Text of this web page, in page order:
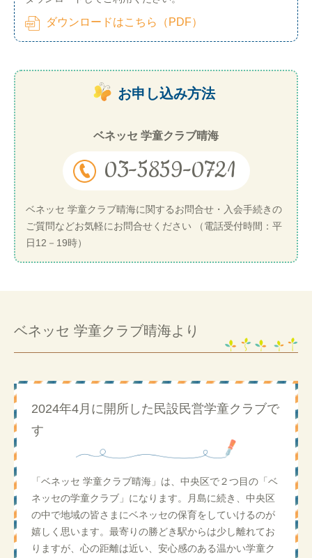
ダウンロードはこちら（PDF）
お申し込み方法
ベネッセ 学童クラブ晴海
03-5859-0721
ベネッセ 学童クラブ晴海に関するお問合せ・入会手続きの
ご質問などお気軽にお問合せください （電話受付時間：平
日12－19時）
ベネッセ 学童クラブ晴海より
2024年4月に開所した民設民営学童クラブで
す
「ベネッセ 学童クラブ晴海」は、中央区で２つ目の「ベ
ネッセの学童クラブ」になります。月島に続き、中央区
の中で地域の皆さまにベネッセの保育をしていけるのが
嬉しく思います。最寄りの勝どき駅からは少し離れてお
りますが、心の距離は近い、安心感のある温かい学童ク